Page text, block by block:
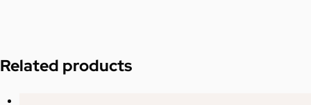
Related products